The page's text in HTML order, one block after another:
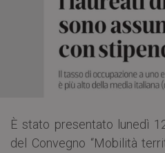
È stato presentato lunedì
del Convegno “Mobilità